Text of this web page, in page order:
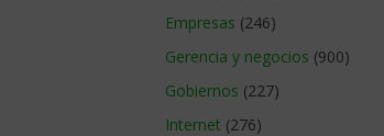
Empresas (246)
Gerencia y negocios (900)
Gobiernos (227)
Internet (276)